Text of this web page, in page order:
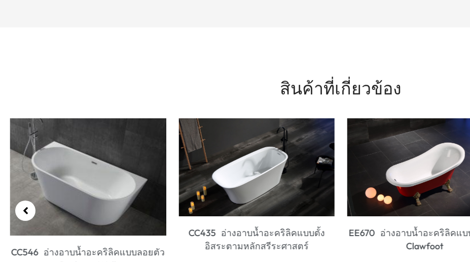
สินค้าที่เกี่ยวข้อง
CC435 อ่างอาบน้ำอะคริลิคแบบตั้ง
อิสระตามหลักสรีระศาสตร์
EE670 อ่างอาบน้ำอะคริลิคแบบลอยตัว
Clawfoot
EE668 อ่างอาบน้ำอะคริลิคแ
แข็ง